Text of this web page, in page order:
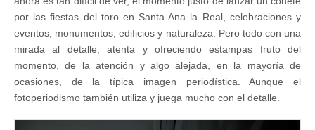
por las fiestas del toro en Santa Ana la Real, celebraciones y
eventos, monumentos, edificios y naturaleza. Pero todo con una
mirada al detalle, atenta y ofreciendo estampas fruto del
momento, de la atención y algo alejada, en la mayoría de
ocasiones, de la típica imagen periodística. Aunque el
fotoperiodismo también utiliza y juega mucho con el detalle.